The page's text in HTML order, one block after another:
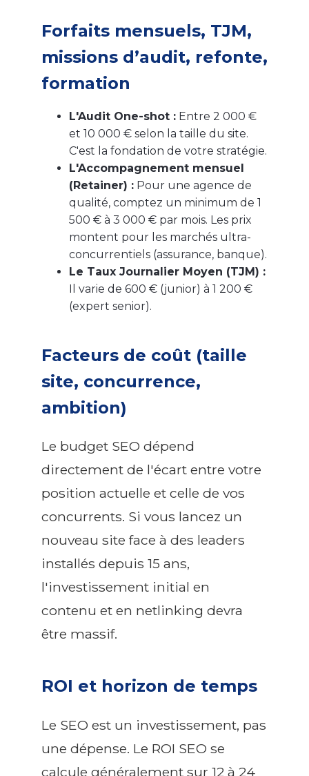
Forfaits mensuels, TJM,
missions d’audit, refonte,
formation
L'Audit One-shot : Entre 2 000 €
et 10 000 € selon la taille du site.
C'est la fondation de votre stratégie.
L'Accompagnement mensuel
(Retainer) : Pour une agence de
qualité, comptez un minimum de 1
500 € à 3 000 € par mois. Les prix
montent pour les marchés ultra-
concurrentiels (assurance, banque).
Le Taux Journalier Moyen (TJM) :
Il varie de 600 € (junior) à 1 200 €
(expert senior).
Facteurs de coût (taille
site, concurrence,
ambition)
Le budget SEO dépend
directement de l'écart entre votre
position actuelle et celle de vos
concurrents. Si vous lancez un
nouveau site face à des leaders
installés depuis 15 ans,
l'investissement initial en
contenu et en netlinking devra
être massif.
ROI et horizon de temps
Le SEO est un investissement, pas
une dépense. Le ROI SEO se
calcule généralement sur 12 à 24